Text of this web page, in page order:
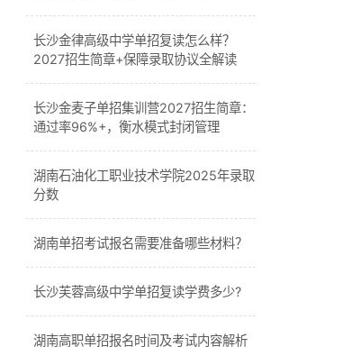
长沙金律高级中学单招复读怎么样？
2027招生简章+保障录取协议全解读
长沙金麦子单招集训营2027招生简章：
通过率96%+，衡水模式封闭管理
湖南石油化工职业技术学院2025年录取
分数
湖南单招考试报名需要准备哪些材料？
长沙芙蓉高级中学单招复读学费多少?
湖南高职单招报名时间及考试内容解析